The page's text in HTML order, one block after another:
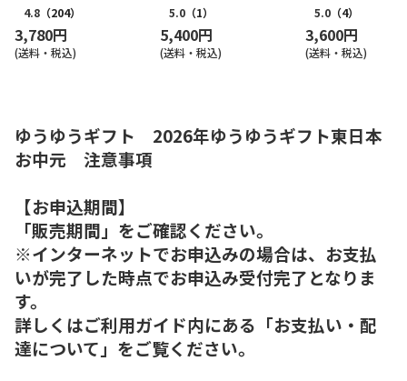
4.8 （204）
3,780円
(送料・税込)
5.0 （1）
5,400円
(送料・税込)
5.0 （4）
3,600円
(送料・税込)
ゆうゆうギフト 2026年ゆうゆうギフト東日本
お中元 注意事項
【お申込期間】
「販売期間」をご確認ください。
※インターネットでお申込みの場合は、お支払
いが完了した時点でお申込み受付完了となりま
す。
詳しくはご利用ガイド内にある「お支払い・配
達について」をご覧ください。